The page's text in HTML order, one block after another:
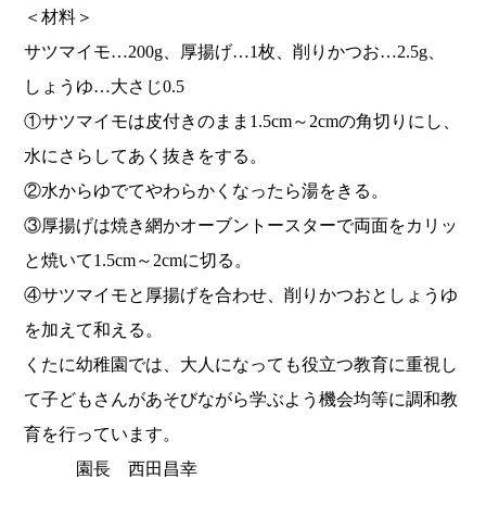
＜材料＞
サツマイモ…200g、厚揚げ…1枚、削りかつお…2.5g、
しょうゆ…大さじ0.5
①サツマイモは皮付きのまま1.5cm～2cmの角切りにし、
水にさらしてあく抜きをする。
②水からゆでてやわらかくなったら湯をきる。
③厚揚げは焼き網かオーブントースターで両面をカリッ
と焼いて1.5cm～2cmに切る。
④サツマイモと厚揚げを合わせ、削りかつおとしょうゆ
を加えて和える。
くたに幼稚園では、 大人になっても役立つ教育に重視し
て子どもさんがあそびながら学ぶよう機会均等に調和教
育を行っています。
園長 西田昌幸